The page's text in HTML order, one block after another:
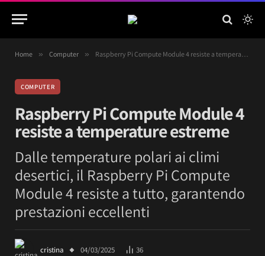
Home » Computer » Raspberry Pi Compute Module 4 resiste a temperature estreme
COMPUTER
Raspberry Pi Compute Module 4
resiste a temperature estreme
Dalle temperature polari ai climi
desertici, il Raspberry Pi Compute
Module 4 resiste a tutto, garantendo
prestazioni eccellenti
cristina 04/03/2025 36